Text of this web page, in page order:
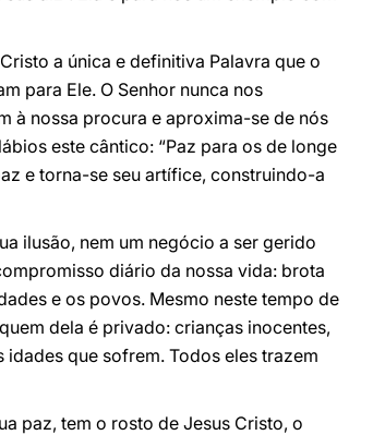
a única e definitiva Palavra que o
para Ele. O Senhor nunca nos
à nossa procura e aproxima-se de nós
este cântico: “Paz para os de longe
e torna-se seu artífice, construindo-a
ilusão, nem um negócio a ser gerido
diário da nossa vida: brota
e os povos. Mesmo neste tempo de
dela é privado: crianças inocentes,
que sofrem. Todos eles trazem
paz, tem o rosto de Jesus Cristo, o